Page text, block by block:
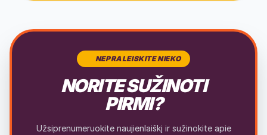
NEPRALEISKITE NIEKO
NORITE SUŽINOTI
PIRMI?
Užsiprenumeruokite naujienlaiškį ir sužinokite apie